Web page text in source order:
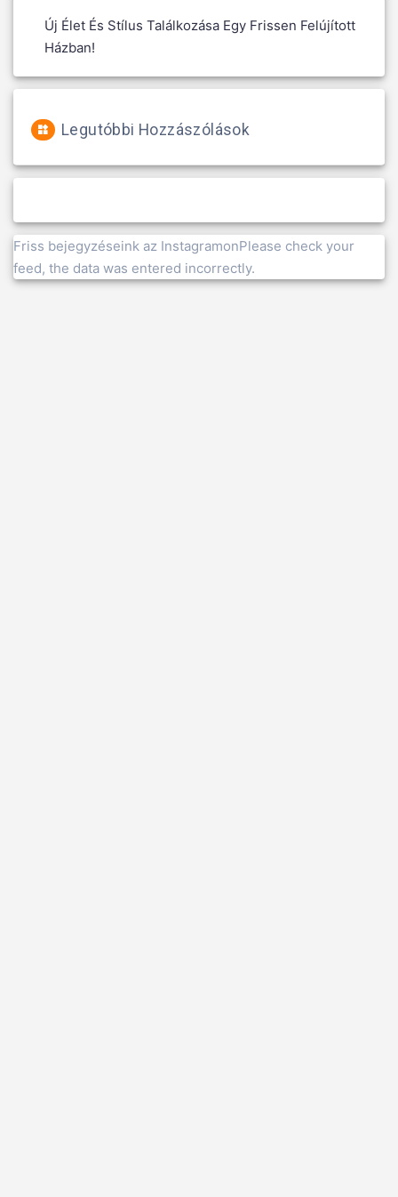
Új Élet És Stílus Találkozása Egy Frissen Felújított
Házban!
Legutóbbi Hozzászólások
Friss bejegyzéseink az InstagramonPlease check your
feed, the data was entered incorrectly.